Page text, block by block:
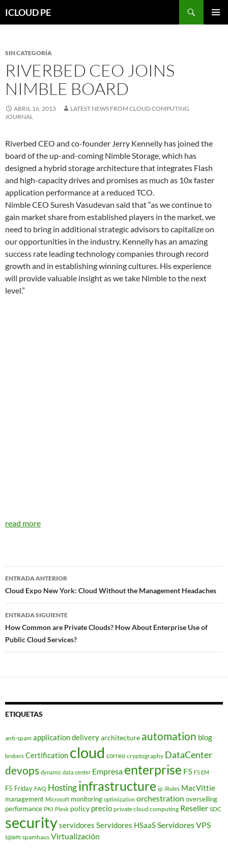
hacia
ICLOUD PE
SIN CATEGORÍA
RIVERBED CEO JOINS
NIMBLE BOARD
ABRIL 16, 2013
LATEST NEWS FROM CLOUD COMPUTING
JOURNAL
Riverbed CEO and co-founder Jerry Kennelly has joined the
board of the up-and-coming Nimble Storage, which has
designed a hybrid storage architecture that integrates Flash
and high-capacity drives and promises as much as 10x faster
application performance at a reduced TCO.
Nimble CEO Suresh Vasudevan said that “as we continue to
gain market share from established players in the market, we
need to bring in additional strategic advisors to capitalize on
our opportunities in the industry. Kennelly has an amazing
success rate leading technology companies through record
growth and in establishing winning cultures. His experience
will provide valuable insight as we take Nimble to the next
level.”
read more
Navegador
de
entradas
ENTRADA ANTERIOR
Cloud Expo New York: Cloud Without the Management Headaches
ENTRADA SIGUIENTE
How Common are Private Clouds? How About Enterprise Use of
Public Cloud Services?
ETIQUETAS
anti-spam application deliveryarchitecture automation blog
brokers Certification cloud correo cryptography DataCenter
devops dynamic data center Empresa enterprise F5 F5 EM
F5 Friday FAQ Hostinginfrastructure ip iRules MacVittie
management Microsoft monitoring optimization orchestration overselling
performance PKI Plesk policy precio private cloud computing Reseller SDC
securityservidores Servidores HSaaSServidores VPS
spam spamhaus Virtualización